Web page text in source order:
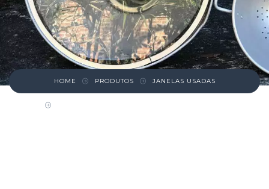
HOME PRODUTOS JANELAS USADAS